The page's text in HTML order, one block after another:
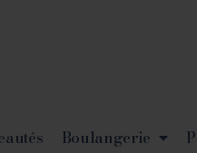
Boulangerie